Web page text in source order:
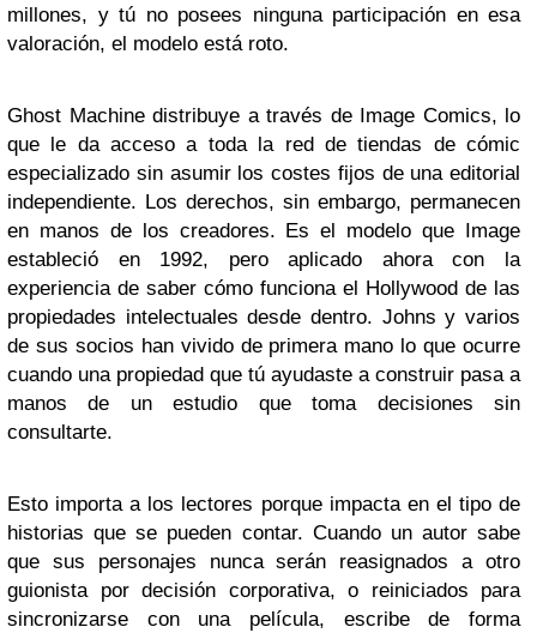
millones, y tú no posees ninguna participación en esa
valoración, el modelo está roto.
Ghost Machine distribuye a través de Image Comics, lo
que le da acceso a toda la red de tiendas de cómic
especializado sin asumir los costes fijos de una editorial
independiente. Los derechos, sin embargo, permanecen
en manos de los creadores. Es el modelo que Image
estableció en 1992, pero aplicado ahora con la
experiencia de saber cómo funciona el Hollywood de las
propiedades intelectuales desde dentro. Johns y varios
de sus socios han vivido de primera mano lo que ocurre
cuando una propiedad que tú ayudaste a construir pasa a
manos de un estudio que toma decisiones sin
consultarte.
Esto importa a los lectores porque impacta en el tipo de
historias que se pueden contar. Cuando un autor sabe
que sus personajes nunca serán reasignados a otro
guionista por decisión corporativa, o reiniciados para
sincronizarse con una película, escribe de forma